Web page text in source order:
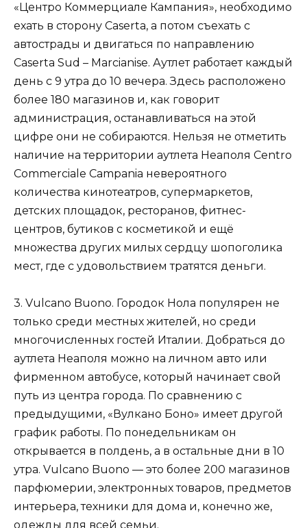
«Центро Коммерциале Кампания», необходимо
ехать в сторону Caserta, а потом съехать с
автострады и двигаться по направлению
Caserta Sud – Marcianise. Аутлет работает каждый
день с 9 утра до 10 вечера. Здесь расположено
более 180 магазинов и, как говорит
администрация, останавливаться на этой
цифре они не собираются. Нельзя не отметить
наличие на территории аутлета Неаполя Centro
Commerciale Campania невероятного
количества кинотеатров, супермаркетов,
детских площадок, ресторанов, фитнес-
центров, бутиков с косметикой и ещё
множества других милых сердцу шопоголика
мест, где с удовольствием тратятся деньги.
3. Vulcano Buono. Городок Нола популярен не
только среди местных жителей, но среди
многочисленных гостей Италии. Добраться до
аутлета Неаполя можно на личном авто или
фирменном автобусе, который начинает свой
путь из центра города. По сравнению с
предыдущими, «Вулкано Боно» имеет другой
график работы. По понедельникам он
открывается в полдень, а в остальные дни в 10
утра. Vulcano Buono — это более 200 магазинов
парфюмерии, электронных товаров, предметов
интерьера, техники для дома и, конечно же,
одежды для всей семьи.